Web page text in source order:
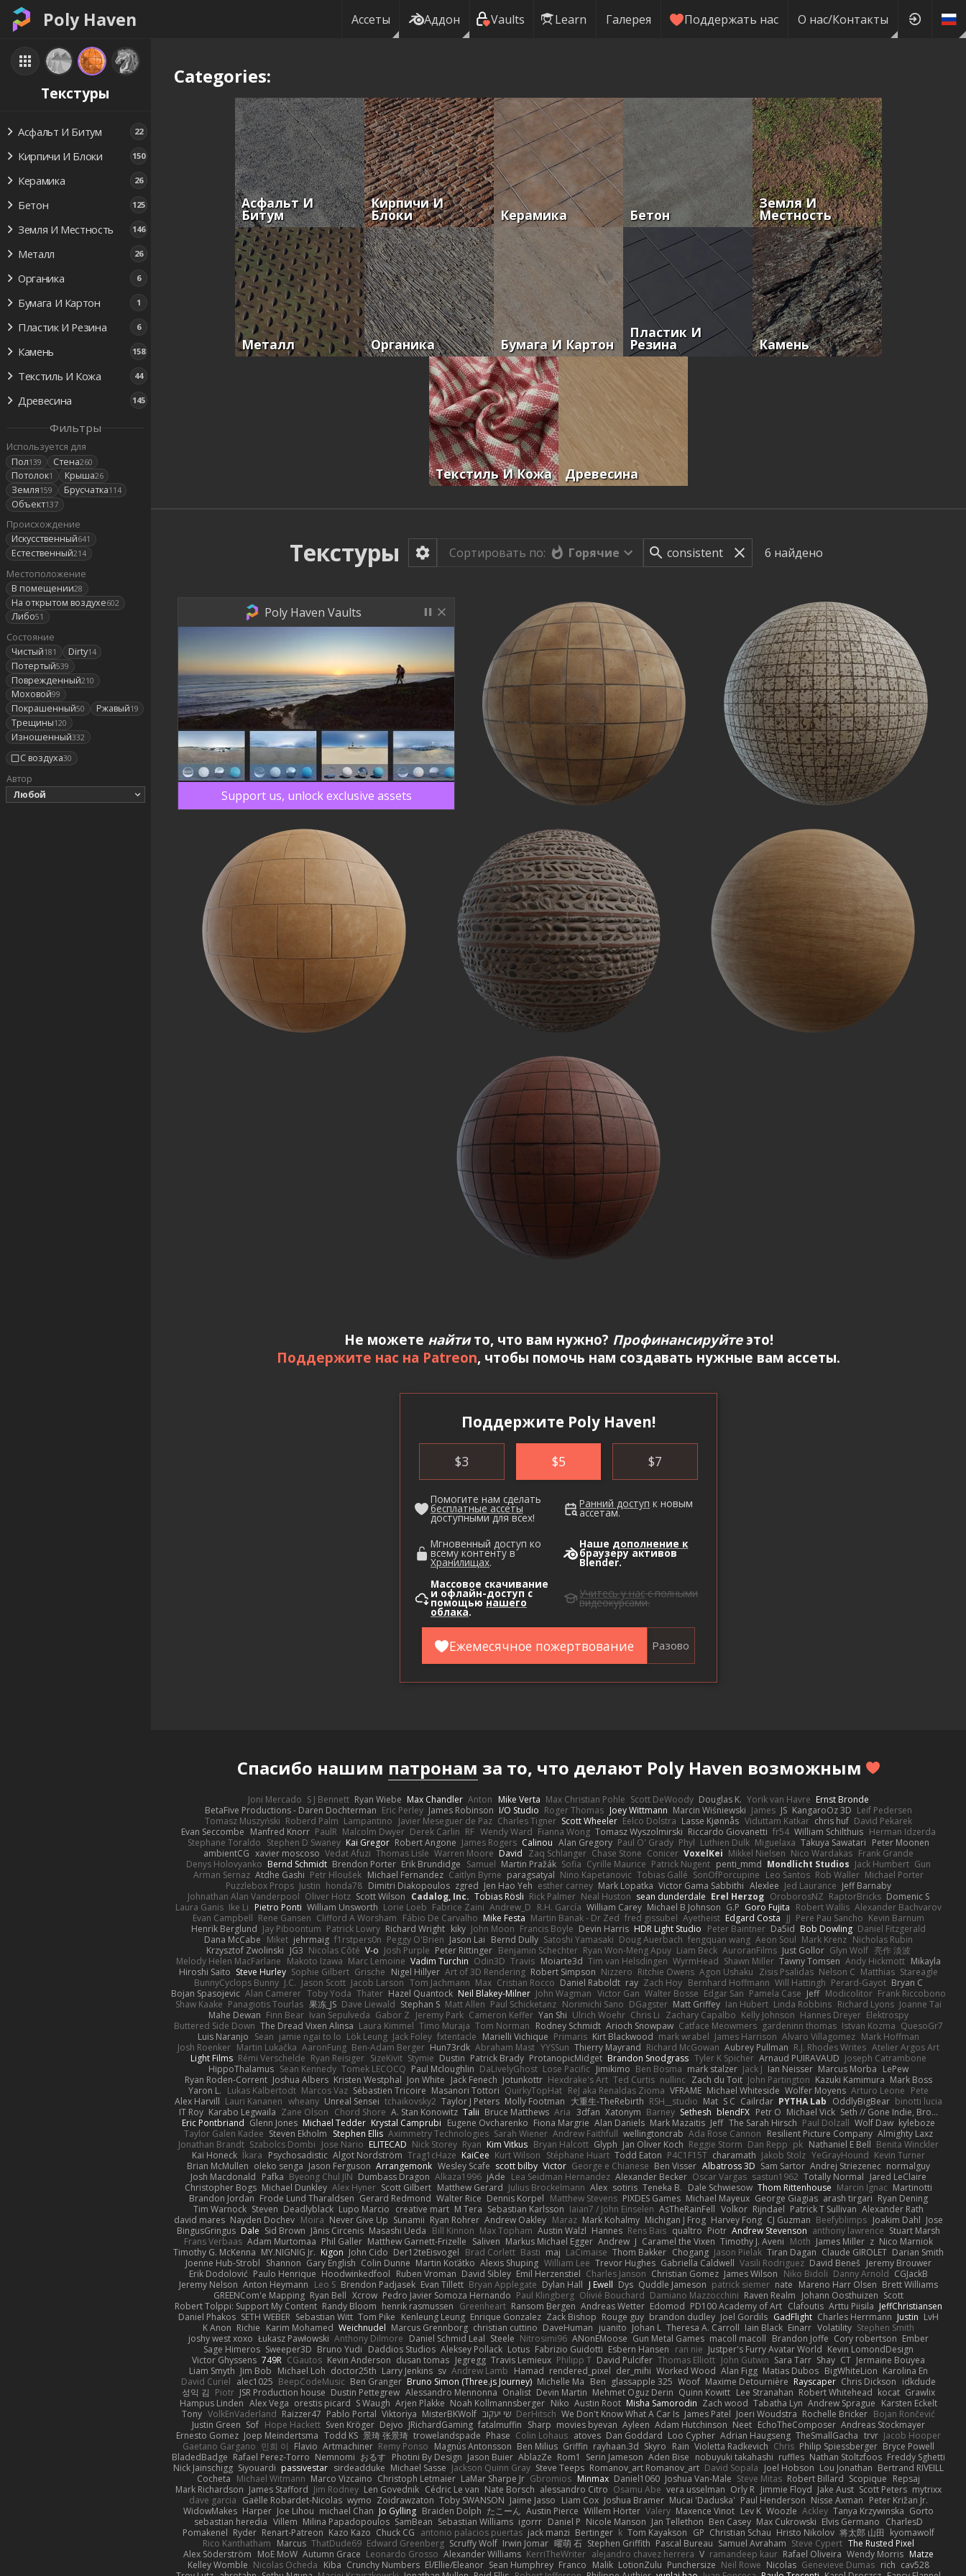
Poly Haven Ассеты Аддон Vaults Learn Галерея Поддержать нас О нас/Контакты
Текстуры
Асфальт И Битум 22
Кирпичи И Блоки 150
Керамика 26
Бетон 125
Земля И Местность 146
Металл 26
Органика 6
Бумага И Картон 1
Пластик И Резина 6
Камень 158
Текстиль И Кожа 44
Древесина 145
Фильтры
Используется для
Пол139 Стена260
Потолок1 Крыша26
Земля159 Брусчатка114
Объект137
Происхождение
Искусственный641
Естественный214
Местоположение
В помещении28
На открытом воздухе602
Либо51
Состояние
Чистый181 Dirty14
Потертый539
Поврежденный210
Моховой99
Покрашенный50 Ржавый19
Трещины120
Изношенный332
С воздуха30
Автор
Любой
Categories:
Асфальт И
Битум
Кирпичи И
Блоки Керамика Бетон
Земля И
Местность
Металл Органика Бумага И Картон
Пластик И
Резина Камень
Текстиль И Кожа Древесина
Текстуры Сортировать по: Горячие 6 найдено
Poly Haven Vaults
Support us, unlock exclusive assets
Не можете найтито, что вам нужно? Профинансируйтеэто!
Поддержите нас на Patreon, чтобы помочь нам создавать нужные вам ассеты.
Поддержите Poly Haven!
$3 $5 $7
Помогите нам сделать
бесплатные ассеты
доступными для всех!
Ранний доступ к новым
ассетам.
Мгновенный доступ ко
всему контенту в
Хранилищах.
Наше дополнение к
браузеру активов
Blender.
Массовое скачивание
и офлайн-доступ с
помощью нашего
облака.
Учитесь у насс полными
видеокурсами.
Ежемесячное пожертвование Разово
Спасибо нашим патронам за то, что делают Poly Haven возможным
Joni Mercado S J Bennett Ryan Wiebe Max Chandler Anton Mike Verta Max Christian Pohle Scott DeWoody Douglas K. Yorik van Havre Ernst Bronde
BetaFive Productions - Daren Dochterman Eric Perley James Robinson I/O Studio Roger Thomas Joey Wittmann Marcin Wiśniewski James JS KangaroOz 3D Leif Pedersen
Tomasz Muszyński Roberd Palm Lampantino Javier Meseguer de Paz Charles Tigner Scott Wheeler Eelco Dolstra Lasse Kjønnås Viduttam Katkar chris huf David Pekarek
Evan Seccombe Manfred Knorr PaulR Malcolm Dwyer Derek Carlin RF Wendy Ward Fianna Wong Tomasz Wyszolmirski Riccardo Giovanetti fr54 William Schilthuis Herman Idzerda
Stephane Toraldo Stephen D Swaney Kai Gregor Robert Angone James Rogers Calinou Alan Gregory Paul O' Grady Phyl Luthien Dulk Miguelaxa Takuya Sawatari Peter Moonen
ambientCG xavier moscoso Vedat Afuzi Thomas Lisle Warren Moore David Zaq Schlanger Chase Stone Conicer VoxelKei Mikkel Nielsen Nico Wardakas Frank Grande
Denys Holovyanko Bernd Schmidt Brendon Porter Erik Brundidge Samuel Martin Pražák Sofia Cyrille Maurice Patrick Nugent penti_mmd Mondlicht Studios Jack Humbert Gun
Arman Sernaz Atdhe Gashi Petr Hloušek Michael Fernandez Caitlyn Byrne paragsatyal Nino Kapetanovic Tobias Gallé SonOfPorcupine Leo Santos Rob Waller Michael Porter
Puzzlebox Props Justin honda78 Dimitri Diakopoulos zgred Jen Hao Yeh esther carney Mark Lopatka Victor Gama Sabbithi Alexlee Jed Laurance Jeff Barnaby
Johnathan Alan Vanderpool Oliver Hotz Scott Wilson Cadalog, Inc. Tobias Rösli Rick Palmer Neal Huston sean dunderdale Erel Herzog OroborosNZ RaptorBricks Domenic S
Laura Ganis Ike Li Pietro Ponti William Unsworth Lorie Loeb Fabrice Zaini Andrew_D R.H. García William Carey Michael B Johnson G.P Goro Fujita Robert Wallis Alexander Bachvarov
Evan Campbell Rene Gansen Clifford A Worsham Fábio De Carvalho Mike Festa Martin Banak - Dr Zed fred gissubel Ayetheist Edgard Costa JJ Pere Pau Sancho Kevin Barnum
Henrik Berglund Jay Piboontum Patrick Lowry Richard Wright kiky John Moon Francis Boyle Devin Harris HDR Light Studio Peter Baintner Da5id Bob Dowling Daniel Fitzgerald
Dana McCabe Miket jehrmaig f1rstpers0n Peggy O'Brien Jason Lai Bernd Dully Satoshi Yamasaki Doug Auerbach fengquan wang Aeon Soul Mark Krenz Nicholas Rubin
Krzysztof Zwolinski JG3 Nicolas Côté V-o Josh Purple Peter Rittinger Benjamin Schechter Ryan Won-Meng Apuy Liam Beck AuroranFilms Just Gollor Glyn Wolf 亮作 淡波
Melody Helen MacFarlane Makoto Izawa Marc Lemoine Vadim Turchin Odin3D Travis Moiarte3d Tim van Helsdingen WyrmHead Shawn Miller Tawny Tomsen Andy Hickmott Mikayla
Hiroshi Saito Steve Hurley Sophie Gilbert Grische Nigel Hillyer Art of 3D Rendering Robert Simpson Nizzero Ritchie Owens Agon Ushaku Zisis Psalidas Nelson C Matthias Stareagle
BunnyCyclops Bunny J.C. Jason Scott Jacob Larson Tom Jachmann Max Cristian Rocco Daniel Raboldt ray Zach Hoy Bernhard Hoffmann Will Hattingh Perard-Gayot Bryan C
Bojan Spasojevic Alan Camerer Toby Yoda Thater Hazel Quantock Neil Blakey-Milner John Wagman Victor Gan Walter Bosse Edgar San Pamela Case Jeff Modicolitor Frank Riccobono
Shaw Kaake Panagiotis Tourlas 果冻_JS Dave Liewald Stephan S Matt Allen Paul Schicketanz Norimichi Sano DGagster Matt Griffey Ian Hubert Linda Robbins Richard Lyons Joanne Tai
Mahe Dewan Finn Bear Ivan Sepulveda Gabor Z Jeremy Park Cameron Keffer Yan Shi Ulrich Woehr Chris Li Zachary Capalbo Kelly Johnson Hannes Dreyer Elektrospy
Buttered Side Down The Dread Vixen Alinsa Laura Kimmel Timo Muraja Tom Norman Rodney Schmidt Arioch Snowpaw Catface Meowmers gardeninn thomas Istvan Kozma QuesoGr7
Luis Naranjo Sean jamie ngai to lo Lök Leung Jack Foley fxtentacle Marielli Vichique Primaris Kirt Blackwood mark wrabel James Harrison Alvaro Villagomez Mark Hoffman
Josh Roenker Martin Lukačka AaronFung Ben-Adam Berger Hun73rdk Abraham Mast YYSSun Thierry Mayrand Richard McGowan Aubrey Pullman R.J. Rhodes Writes Atelier Argos Art
Light Films Rémi Verschelde Ryan Reisiger SizeKivit Stymie Dustin Patrick Brady ProtanopicMidget Brandon Snodgrass Tyler K Spicher Arnaud PUIRAVAUD Joseph Catrambone
HippoThalamus Sean Kennedy Tomek LECOCQ Paul Mcloughlin DaLivelyGhost Lose Pacific Jimikimo Ben Bosma mark stalzer Jack J Ian Neisser Marcus Morba LePew
Ryan Roden-Corrent Joshua Albers Kristen Westphal Jon White Jack Fenech Jotunkottr Hexdrake's Art Ted Curtis nullinc Zach du Toit John Partington Kazuki Kamimura Mark Boss
Yaron L. Lukas Kalbertodt Marcos Vaz Sébastien Tricoire Masanori Tottori QuirkyTopHat ReJ aka Renaldas Zioma VFRAME Michael Whiteside Wolfer Moyens Arturo Leone Pete
Alex Harvill Lauri Kananen wheany Unreal Sensei tchaikovsky2 Taylor J Peters Molly Footman 大重生-TheRebirth RSH__studio Mat S C Cailrdar PYTHA Lab OddlyBigBear binotti lucia
IT Roy Karabo Legwaila Zane Olson Chord Shore A. Stan Konowitz Talii Bruce Matthews Aria 3dfan Xatonym Barney Sethesh blendFX Petr O Michael Vick Seth // Gone Indie, Bro...
Eric Pontbriand Glenn Jones Michael Tedder Krystal Camprubi Eugene Ovcharenko Fiona Margrie Alan Daniels Mark Mazaitis Jeff The Sarah Hirsch Paul Dolzall Wolf Daw kyleboze
Taylor Galen Kadee Steven Ekholm Stephen Ellis Aximmetry Technologies Sarah Wiener Andrew Faithfull wellingtoncrab Ada Rose Cannon Resilient Picture Company Almighty Laxz
Jonathan Brandt Szabolcs Dombi Jose Nario ELITECAD Nick Storey Ryan Kim Vitkus Bryan Halcott Glyph Jan Oliver Koch Reggie Storm Dan Repp pk Nathaniel E Bell Benita Winckler
Kai Honeck Íkara Psychosadistic Algot Nordström Trag1cHaze KaiCee Kurt Wilson Stéphane Huart Todd Eaton P4C1F15T charamath Jakob Stolz YeGrayHound Kevin Turner
Brian McMullen oleko senga Jason Ferguson Arrangemonk Wesley Scafe scott bilby Victor George e Chianese Ben Visser Albatross 3D Sam Sartor Andrej Striezenec normalguy
Josh Macdonald Pafka Byeong Chul JIN Dumbass Dragon Alkaza1996 jAde Lea Seidman Hernandez Alexander Becker Oscar Vargas sastun1962 Totally Normal Jared LeClaire
Christopher Bogs Michael Dunkley Alex Hyner Scott Gilbert Matthew Gerard Julius Brockelmann Alex sotiris Teneka B. Dale Schwiesow Thom Rittenhouse Marcin Ignac Martinotti
Brandon Jordan Frode Lund Tharaldsen Gerard Redmond Walter Rice Dennis Korpel Matthew Stevens PIXDES Games Michael Mayeux George Giagias arash tirgari Ryan Dening
Tim Warnock Steven Deadlyblack Lupo Marcio creative mart M Tera Sebastian Karlsson Iaian7 / John Einselen AsTheRainFell Volkor Rijndael Patrick T Sullivan Alexander Rath
david mares Nayden Dochev Moira Never Give Up Sunamii Ryan Rohrer Andrew Oakley Maraz Mark Kohalmy Michigan J Frog Harvey Fong CJ Guzman Beefyblimps Joakim Dahl Jose
BingusGringus Dale Sid Brown Jānis Circenis Masashi Ueda Bill Kinnon Max Topham Austin Walzl Hannes Rens Bais qualtro Piotr Andrew Stevenson anthony lawrence Stuart Marsh
Frans Verbaas Adam Murtomaa Phil Galler Matthew Garnett-Frizelle Saliven Markus Michael Egger Andrew J Caramel the Vixen Timothy J. Aveni Moth James Miller z Nico Marniok
Timothy G. McKenna MY.NIGNIG Jr. Kigon John Cido Der12teEisvogel Brad Corlett Basti maj LaCimaise Thom Bakker Chogang Jason Pielak Tiran Dagan Claude GIROLET Darian Smith
Joenne Hub-Strobl Shannon Gary English Colin Dunne Martin Koťátko Alexis Shuping William Lee Trevor Hughes Gabriella Caldwell Vasili Rodriguez David Beneš Jeremy Brouwer
Erik Dodolović Paulo Henrique Hoodwinkedfool Ruben Vroman David Sibley Emil Herzenstiel Charles Janson Christian Gomez James Wilson Niko Bidoli Danny Arnold CGJackB
Jeremy Nelson Anton Heymann Leo S Brendon Padjasek Evan Tillett Bryan Applegate Dylan Hall J Ewell Dys Quddle Jameson patrick siemer nate Mareno Harr Olsen Brett Williams
GREENCom'e Mapping Ryan Bell Xcrow Pedro Javier Somoza Hernando Paul Klingberg Olivié Bouchard Damiano Mazzocchini Raven Realm Johann Oosthuizen Scott
Robert Tolppi: Support My Content Randy Bloom henrik rasmussen Greenheart Ransom Bergen Andreas Wetter Edomod PD100 Academy of Art Clafoutis Arttu Piisila JeffChristiansen
Daniel Phakos SETH WEBER Sebastian Witt Tom Pike Kenleung Leung Enrique Gonzalez Zack Bishop Rouge guy brandon dudley Joel Gordils GadFlight Charles Herrmann Justin LvH
K Anon Richie Karim Mohamed Weichnudel Marcus Grennborg christian cuttino DaveHuman juanito Johan L Theresa A. Carroll Iain Black Einarr Volatility Stephen Smith
joshy west xoxo Łukasz Pawłowski Anthony Dilmore Daniel Schmid Leal Steele Nitrosimi96 ANonEMoose Gun Metal Games macoll macoll Brandon Joffe Cory robertson Ember
Sage Himeros Sweeper3D Bruno Yudi Daddios Studios Aleksey Pollack Lotus Fabrizio Guidotti Esbern Hansen ran nie Justper's Furry Avatar World Kevin LomondDesign
Victor Ghyssens 749R CGautos Kevin Anderson dusan tomas Jegregg Travis Lemieux Philipp T David Pulcifer Thomas Elliott John Gutwin Sara Tarr Shay CT Jermaine Bouyea
Liam Smyth Jim Bob Michael Loh doctor25th Larry Jenkins sv Andrew Lamb Hamad rendered_pixel der_mihi Worked Wood Alan Figg Matias Dubos BigWhiteLion Karolina En
David Curiel alec1025 BeepCodeMusic Ben Granger Bruno Simon (Three.js Journey) Michelle Ma Ben glassapple 325 Woof Maxime Detournière Rayscaper Chris Dickson idkdude
성익 김 Piotr JSR Production house Dustin Pettegrew Alessandro Mennonna Onalist Devin Martin Mehmet Oguz Derin Quinn Kowitt Lee Stranahan Robert Whitehead kocat Grawlix
Hampus Linden Alex Vega orestis picard S Waugh Arjen Plakke Noah Kollmannsberger Niko Austin Root Misha Samorodin Zach wood Tabatha Lyn Andrew Sprague Karsten Eckelt
Tony VolkEnVaderland Raizzer47 Pablo Portal Viktoriya MisterBKWolf שי יעקוב DerHitsch We Don't Know What A Car Is James Patel Joeri Woudstra Rochelle Bricker Bojan Rončević
Justin Green Sof Hope Hackett Sven Kröger Dejvo JRichardGaming fatalmuffin Sharp movies byevan Ayleen Adam Hutchinson Neet EchoTheComposer Andreas Stockmayer
Ernesto Gomez Joep Meindertsma Todd KS 景琦 张景琦 trowelandspade Phase Colin Lohaus atoves Dan Goddard Loo Cypher Adrian Haugseng TheSmallGacha trvr Jacob Hooper
Gaetano Gargano 민희 이 Flavio Artmachiner Remy Ponso Magnús Antonsson Ben Milius Griffin rayhaan.3d Skyro Rain Violetta Radkevich Chris Philip Spiessberger Bryce Powell
BladedBadge Rafael Perez-Torro Nemnomi おるす Photini By Design Jason Buier AblazZe Rom1 Serin Jameson Aden Bise nobuyuki takahashi ruffles Nathan Stoltzfoos Freddy Sghetti
Nick Jainschigg Siyouardi passivestar sirdeadduke Michael Sasse Jackson Quinn Gray Steve Teeps Romanov_art Romanov_art David Sopala Joel Hobson Lou Jonathan Bertrand RIVEILL
Cocheta Michael Witmann Marco Vizcaino Christoph Letmaier LaMar Sharpe Jr Gbromios Minmax Daniel1060 Joshua Van-Male Steve Mitas Robert Billard Scopique Repsaj
Mark Richardson James Stafford Jim Rodney Len Govednik Cédric Le van Nate Borsch alessandro Citro Osamu Abe vera usselman Orly R Jimmie Floyd Jake Aust Scott Peters mytrixx
dave garcia Gaëlle Robardet-Nicolas wymo Zoidrawzaton Toby SWANSON Jaime Jasso Liam Cox Joshua Bramer Mucai 'Daduska' Paul Henderson Nisse Axman Peter Križan Jr.
WidowMakes Harper Joe Lihou michael Chan Jo Gylling Braiden Dolph たこーん Austin Pierce Willem Hörter Valery Maxence Vinot Lev K Woozle Ackley Tanya Krzywinska Gorto
sebastian heredia Villem Milina Papadopoulos SamBean Sebastian Williams igorrr Daniel P Nicole Manson Jan Tellethon Ben Casey Max Cukrowski Elvis Germano CharlesD
Pomakenel Ryder Renart-Patreon Kazo Kazo Chuck CG antonio palacios puertas jack manzi Bertinger k Tom Kayakson GP Christian Schau Hristo Nikolov 将太郎 山田 kyomawolf
Rico Kanthatham Marcus ThatDude69 Edward Greenberg Scruffy Wolf Irwin Jomar 曜萌 石 Stephen Griffith Pascal Bureau Samuel Avraham Steve Cypert The Rusted Pixel
Alex Söderström MoE MoW Autumn Grace Leonardo Grosso Alexander Williams KerriTheWriter alejandro chavez herrera V ramandeep kaur Rafael Oliveira Wendy Morris Matze
Kelley Womble Nicolas Ocheda Kiba Crunchy Numbers El/Ellie/Eleanor Sean Humphrey Franco Malik LotionZulu Punchersize Neil Rowe Nicolas Genevieve Dumas rich cav528